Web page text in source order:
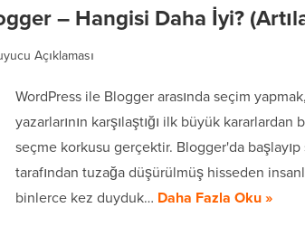
– Hangisi Daha İyi?
Açıklaması
WordPress ile Blogger arasında seçim
yazarlarının karşılaştığı ilk büyük kararlardan
seçme korkusu gerçektir. Blogger'da başlayıp
tarafından tuzağa düşürülmüş hisseden
binlerce kez duyduk… Daha Fazla Oku »